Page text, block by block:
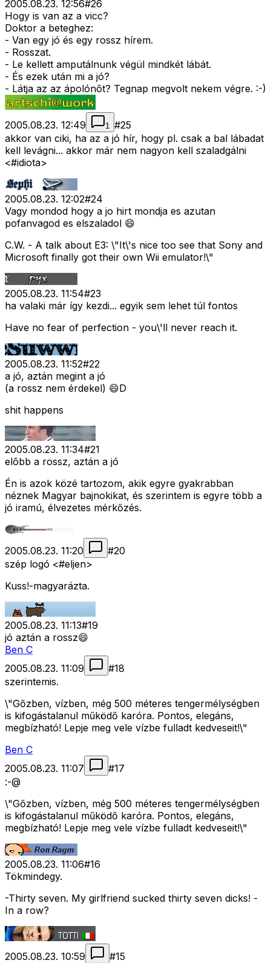
2005.08.23. 12:56#26
Hogy is van az a vicc?
Doktor a beteghez:
- Van egy jó és egy rossz hírem.
- Rosszat.
- Le kellett amputálnunk végül mindkét lábát.
- És ezek után mi a jó?
- Látja az az ápolónõt? Tegnap megvolt nekem végre. :-)
2005.08.23. 12:49 1 #25
akkor van ciki, ha az a jó hír, hogy pl. csak a bal lábadat
kell levágni... akkor már nem nagyon kell szaladgálni
<#idiota>
2005.08.23. 12:02#24
Vagy mondod hogy a jo hirt mondja es azutan
pofanvagod es elszaladol 😄
C.W. - A talk about E3: \"It\'s nice too see that Sony and
Microsoft finally got their own Wii emulator!\"
2005.08.23. 11:54#23
ha valaki már így kezdi... egyik sem lehet túl fontos
Have no fear of perfection - you\'ll never reach it.
2005.08.23. 11:52#22
a jó, aztán megint a jó
(a rossz nem érdekel) 😄D
shit happens
2005.08.23. 11:34#21
elõbb a rossz, aztán a jó
Én is azok közé tartozom, akik egyre gyakrabban
néznek Magyar bajnokikat, és szerintem is egyre több a
jó iramú, élvezetes mérkőzés.
2005.08.23. 11:20 #20
szép logó <#eljen>
Kuss!-magyarázta.
2005.08.23. 11:13#19
jó aztán a rossz😄
Ben C
2005.08.23. 11:09
#18
szerintemis.
\"Gőzben, vízben, még 500 méteres tengermélységben
is kifogástalanul működő karóra. Pontos, elegáns,
megbízható! Lepje meg vele vízbe fulladt kedveseit!\"
Ben C
2005.08.23. 11:07
#17
:-@
\"Gőzben, vízben, még 500 méteres tengermélységben
is kifogástalanul működő karóra. Pontos, elegáns,
megbízható! Lepje meg vele vízbe fulladt kedveseit!\"
2005.08.23. 11:06#16
Tökmindegy.
-Thirty seven. My girlfriend sucked thirty seven dicks! -
In a row?
2005.08.23. 10:59 #15